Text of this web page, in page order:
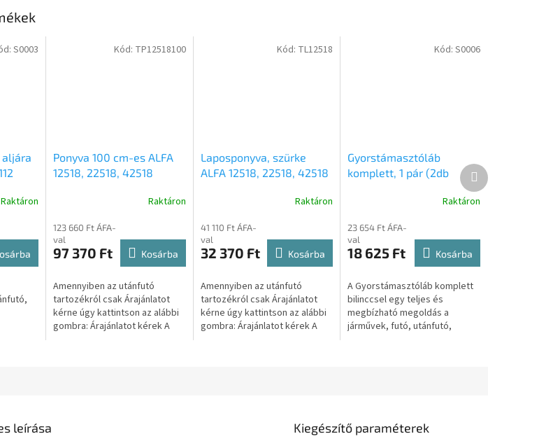
Raktáron
S0003
Ponyva 100 cm-es ALFA
12518, 22518, 42518
Raktáron
123 660 Ft ÁFA-
val
97 370 Ft Kosárba
Amennyiben az utánfutó
tartozékról csak Árajánlatot
kérne úgy kattintson az alábbi
gombra: Árajánlatot kérek A
Kód: TP12518100
Laposponyva, szürke
ALFA 12518, 22518, 42518
Raktáron
41 110 Ft ÁFA-
val
32 370 Ft Kosárba
Amennyiben az utánfutó
tartozékról csak Árajánlatot
kérne úgy kattintson az alábbi
gombra: Árajánlatot kérek A
Kód: TL12518
Gyorstámasztóláb
komplett, 1 pár (2db
konzol szükséges még a
fix oldalfalas kivitelRaktáron
23 654 Ft ÁFA-
val
18 625 Ft Kosárba
A Gyorstámasztóláb komplett
bilinccsel egy teljes és
megbízható megoldás a
járművek, futó, utánfutó,
Kód: S0006
Következő
termék
leírása Kiegészítő paraméterek